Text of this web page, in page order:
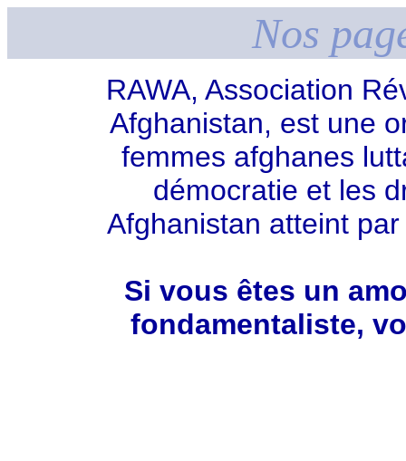
Nos
RAWA, Association
Afghanistan, est une
femmes afghanes
démocratie et les
Afghanistan atteint
Si vous êtes un
fondamentaliste,